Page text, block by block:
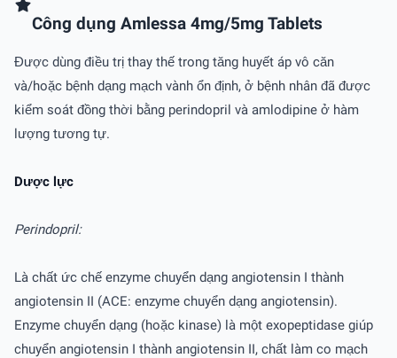
Công dụng Amlessa 4mg/5mg Tablets
Được dùng điều trị thay thế trong tăng huyết áp vô căn
và/hoặc bệnh dạng mạch vành ổn định, ở bệnh nhân đã được
kiểm soát đồng thời bằng perindopril và amlodipine ở hàm
lượng tương tự.
Dược lực
Perindopril:
Là chất ức chế enzyme chuyển dạng angiotensin I thành
angiotensin II (ACE: enzyme chuyển dạng angiotensin).
Enzyme chuyển dạng (hoặc kinase) là một exopeptidase giúp
chuyển angiotensin I thành angiotensin II, chất làm co mạch